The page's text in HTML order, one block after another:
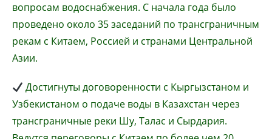
вопросам водоснабжения. С начала года было
проведено около 35 заседаний по трансграничным
рекам с Китаем, Россией и странами Центральной
Азии.
Достигнуты договоренности с Кыргызстаном и
Узбекистаном о подаче воды в Казахстан через
трансграничные реки Шу, Талас и Сырдария.